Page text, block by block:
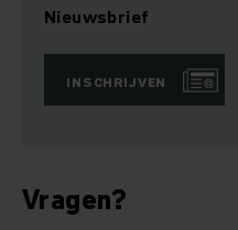
Nieuwsbrief
INSCHRIJVEN
Vragen?